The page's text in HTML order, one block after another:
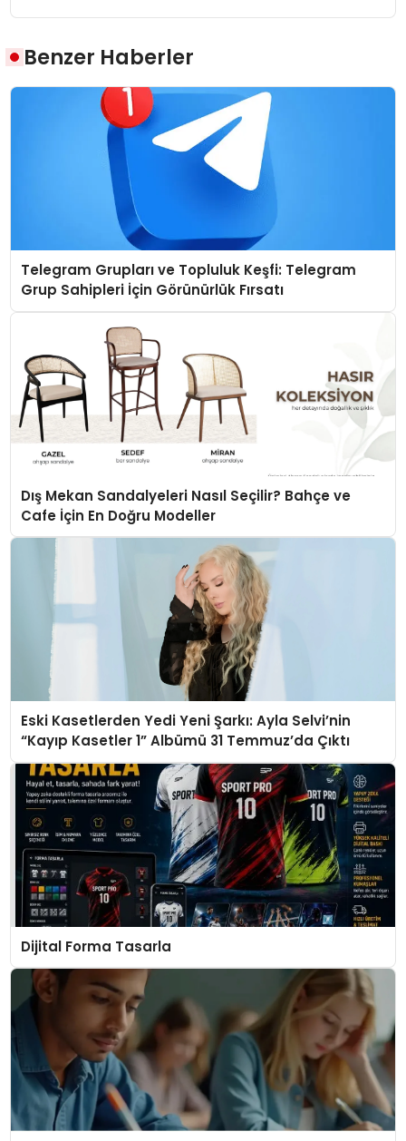
Benzer Haberler
Telegram Grupları ve Topluluk Keşfi: Telegram
Grup Sahipleri İçin Görünürlük Fırsatı
Dış Mekan Sandalyeleri Nasıl Seçilir? Bahçe ve
Cafe İçin En Doğru Modeller
Eski Kasetlerden Yedi Yeni Şarkı: Ayla Selvi’nin
“Kayıp Kasetler 1” Albümü 31 Temmuz’da Çıktı
Dijital Forma Tasarla